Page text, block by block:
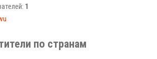
1
по странам